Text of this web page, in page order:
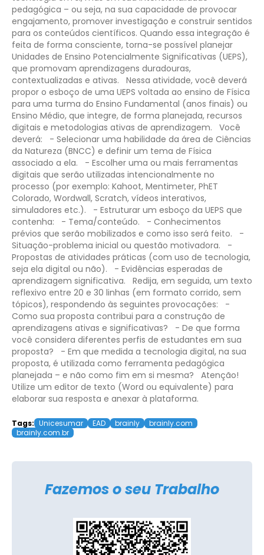
pedagógica – ou seja, na sua capacidade de provocar
engajamento, promover investigação e construir sentidos
para os conteúdos científicos. Quando essa integração é
feita de forma consciente, torna-se possível planejar
Unidades de Ensino Potencialmente Significativas (UEPS),
que promovam aprendizagens duradouras,
contextualizadas e ativas.
Nessa atividade, você deverá
propor o esboço de uma UEPS voltada ao ensino de Física
para uma turma do Ensino Fundamental (anos finais) ou
Ensino Médio, que integre, de forma planejada, recursos
digitais e metodologias ativas de aprendizagem.
Você
deverá:
- Selecionar uma habilidade da área de Ciências
da Natureza (BNCC) e definir um tema de Física
associado a ela.
- Escolher uma ou mais ferramentas
digitais que serão utilizadas intencionalmente no
processo (por exemplo: Kahoot, Mentimeter, PhET
Colorado, Wordwall, Scratch, vídeos interativos,
simuladores etc.).
- Estruturar um esboço da UEPS que
contenha:
- Tema/conteúdo.
- Conhecimentos
prévios que serão mobilizados e como isso será feito.
-
Situação-problema inicial ou questão motivadora.
-
Propostas de atividades práticas (com uso de tecnologia,
seja ela digital ou não).
- Evidências esperadas de
aprendizagem significativa.
Redija, em seguida, um texto
reflexivo entre 20 e 30 linhas (em formato corrido, sem
tópicos), respondendo às seguintes provocações:
-
Como sua proposta contribui para a construção de
aprendizagens ativas e significativas?
- De que forma
você considera diferentes perfis de estudantes em sua
proposta?
- Em que medida a tecnologia digital, na sua
proposta, é utilizada como ferramenta pedagógica
planejada – e não como fim em si mesma?
Atenção!
Utilize um editor de texto (Word ou equivalente) para
elaborar sua resposta e anexar à plataforma.
Tags: Unicesumar EAD brainly
brainly.com
brainly.com.br
Fazemos o seu Trabalho